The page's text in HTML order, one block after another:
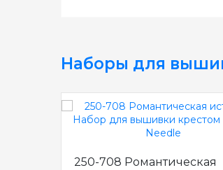
Наборы для
250-708 Романтическая